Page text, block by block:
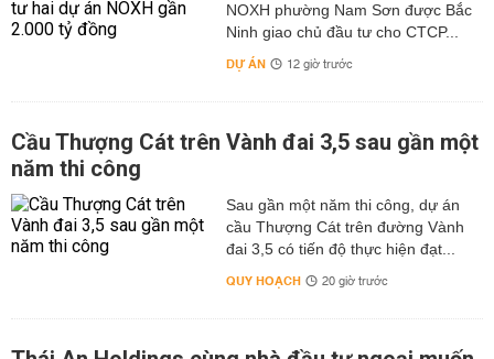
NOXH phường Nam Sơn được Bắc
Ninh giao chủ đầu tư cho CTCP...
DỰ ÁN 12 giờ trước
Cầu Thượng Cát trên Vành đai 3,5 sau gần một
năm thi công
Sau gần một năm thi công, dự án
cầu Thượng Cát trên đường Vành
đai 3,5 có tiến độ thực hiện đạt...
QUY HOẠCH 20 giờ trước